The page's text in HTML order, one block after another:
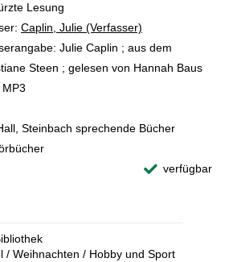
Lesung
Suche nach diesem Verfasser
Caplin, Julie (Verfasser)
Julie Caplin ; aus dem
Steen ; gelesen von Hannah Baus
MP3
Steinbach sprechende Bücher
verfügbar
/ Weihnachten / Hobby und Sport